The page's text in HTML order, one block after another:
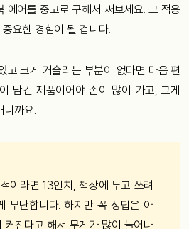
에어를 중고로 구해서 써보세요. 그 적응
요한 경험이 될 겁니다.
고 크게 거슬리는 부분이 없다면 마음 편
담긴 제품이어야 손이 많이 가고, 그게
니까요.
이라면 13인치, 책상에 두고 쓰려
무난합니다. 하지만 꼭 정답은 아
커진다고 해서 무게가 많이 늘어나